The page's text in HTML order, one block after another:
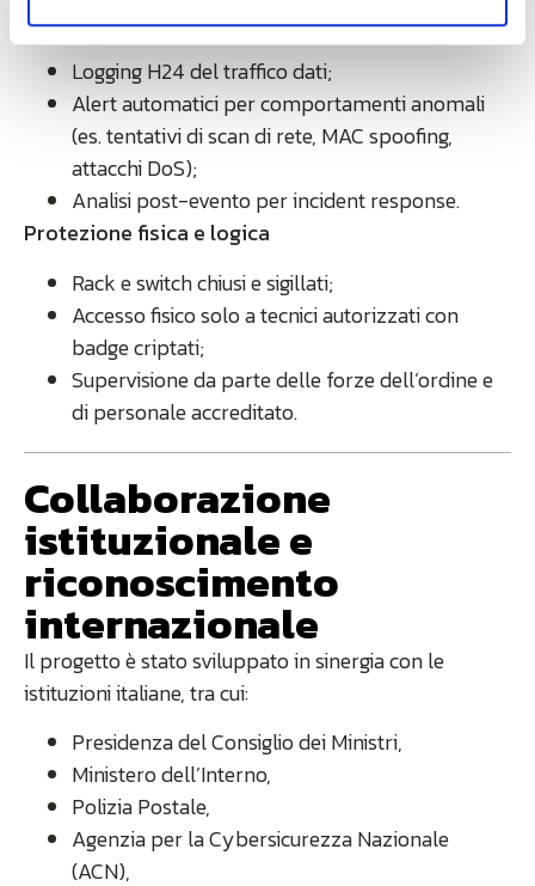
Monitoraggio continuo
Logging H24 del traffico dati;
Alert automatici per comportamenti anomali
(es. tentativi di scan di rete, MAC spoofing,
attacchi DoS);
Analisi post-evento per incident response.
Protezione fisica e logica
Rack e switch chiusi e sigillati;
Accesso fisico solo a tecnici autorizzati con
badge criptati;
Supervisione da parte delle forze dell’ordine e
di personale accreditato.
Collaborazione
istituzionale e
riconoscimento
internazionale
Il progetto è stato sviluppato in sinergia con le
istituzioni italiane, tra cui:
Presidenza del Consiglio dei Ministri,
Ministero dell’Interno,
Polizia Postale,
Agenzia per la Cybersicurezza Nazionale
(ACN),